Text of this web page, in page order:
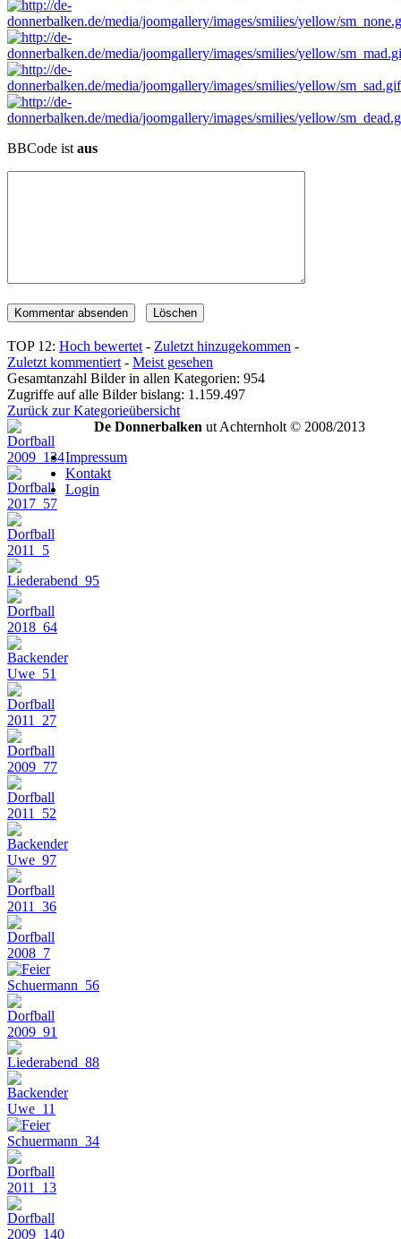
BBCode ist aus
TOP 12: Hoch bewertet - Zuletzt hinzugekommen -
Zuletzt kommentiert - Meist gesehen
Gesamtanzahl Bilder in allen Kategorien: 954
Zugriffe auf alle Bilder bislang: 1.159.497
Zurück zur Kategorieübersicht
De Donnerbalken ut Achternholt © 2008/2013
Impressum
Kontakt
Login